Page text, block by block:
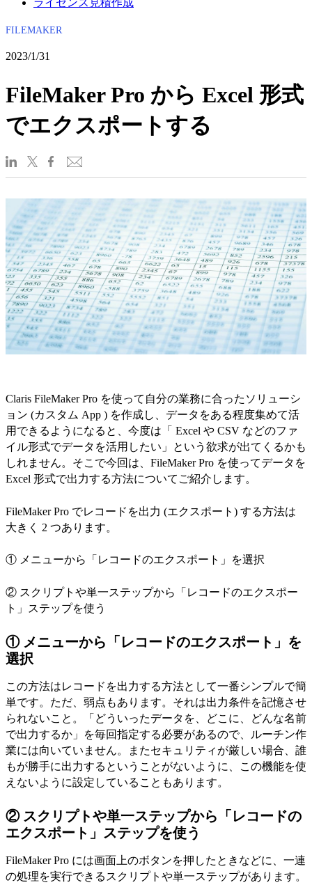
ライセンス見積作成
FILEMAKER
2023/1/31
FileMaker Pro から Excel 形式
でエクスポートする
Claris FileMaker Pro を使って自分の業務に合ったソリューシ
ョン (カスタム App ) を作成し、データをある程度集めて活
用できるようになると、今度は「 Excel や CSV などのファ
イル形式でデータを活用したい」という欲求が出てくるかも
しれません。そこで今回は、FileMaker Pro を使ってデータを
Excel 形式で出力する方法についてご紹介します。
FileMaker Pro でレコードを出力 (エクスポート) する方法は
大きく 2 つあります。
① メニューから「レコードのエクスポート」を選択
② スクリプトや単一ステップから「レコードのエクスポー
ト」ステップを使う
① メニューから「レコードのエクスポート」を
選択
この方法はレコードを出力する方法として一番シンプルで簡
単です。ただ、弱点もあります。それは出力条件を記憶させ
られないこと。「どういったデータを、どこに、どんな名前
で出力するか」を毎回指定する必要があるので、ルーチン作
業には向いていません。またセキュリティが厳しい場合、誰
もが勝手に出力するということがないように、この機能を使
えないように設定していることもあります。
② スクリプトや単一ステップから「レコードの
エクスポート」ステップを使う
FileMaker Pro には画面上のボタンを押したときなどに、一連
の処理を実行できるスクリプトや単一ステップがあります。